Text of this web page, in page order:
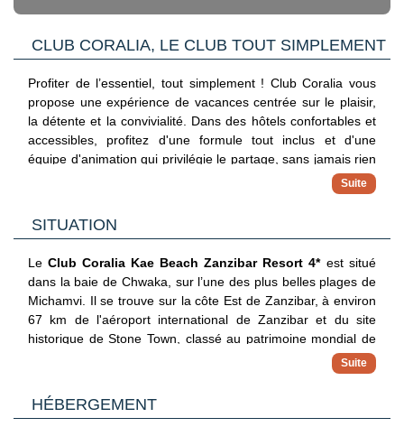
CLUB CORALIA, LE CLUB TOUT SIMPLEMENT
Profiter de l’essentiel, tout simplement ! Club Coralia vous
propose une expérience de vacances centrée sur le plaisir,
la détente et la convivialité. Dans des hôtels confortables et
accessibles, profitez d'une formule tout inclus et d'une
équipe d'animation qui privilégie le partage, sans jamais rien
imposer. Avec ce concept, vous vivez vos vacances à votre
Séjournez dans des adresses sélectionnées pour leur
confort, leur situation et leur bon rapport qualité/prix
✓ Formule tout inclus
Maîtrisez votre budget avec une offre complète incluant vols,
hôtel, restauration, boissons et animation pour un séjour
sans surprise
Vivez l’esprit club avec une équipe Coralia qui rythme vos
journées : sport, jeux, apéritifs et soirées pour une ambiance
conviviale
SITUATION
Le Club Coralia Kae Beach Zanzibar Resort 4*est situé
dans la baie de Chwaka, sur l’une des plus belles plages de
Michamvi. Il se trouve sur la côte Est de Zanzibar, à environ
67 km de l'aéroport international de Zanzibar et du site
historique de Stone Town, classé au patrimoine mondial de
HÉBERGEMENT